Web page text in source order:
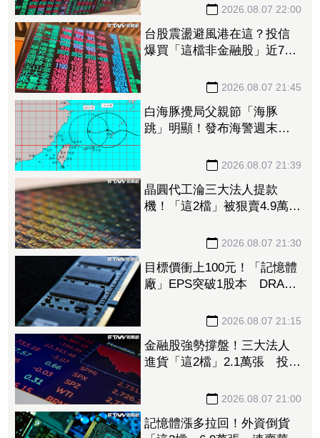
2026.08.07 22:00
台股震盪避風港在這？投信
爆買「這檔非金融股」近7千
2026.08.07 21:45
白海豚攪局父親節「海豚
跳」明顯！發布海警週末影
2026.08.07 21:39
晶圓代工淪三大法人提款
機！「這2檔」被狠賣4.9萬
2026.08.07 21:30
目標價衝上100元！「記憶體
廠」EPS突破1股本 DRAM
2026.08.07 21:15
金融股強勢撐盤！三大法人
進貨「這2檔」2.1萬張 投
2026.08.07 21:00
記憶體漲多拉回！外資倒貨